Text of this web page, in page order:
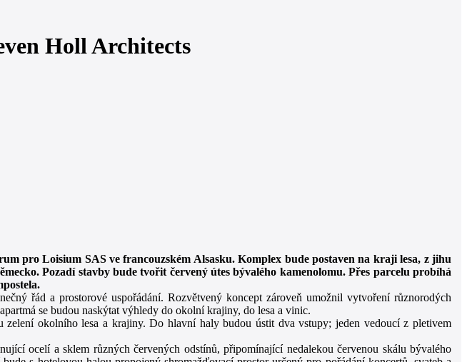
Holl Architects
pro Loisium SAS ve francouzském Alsasku. Komplex bude postaven na kraji lesa, z jihu
Pozadí stavby bude tvořit červený útes bývalého kamenolomu. Přes parcelu probíhá
řád a prostorové uspořádání. Rozvětvený koncept zároveň umožnil vytvoření různorodých
se budou naskýtat výhledy do okolní krajiny, do lesa a vinic.
okolního lesa a krajiny. Do hlavní haly budou ústit dva vstupy; jeden vedoucí z pletivem
ocelí a sklem různých červených odstínů, připomínající nedalekou červenou skálu bývalého